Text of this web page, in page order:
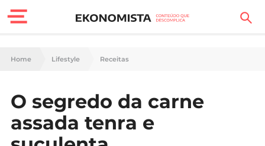
Finanças Pessoais
Carreira
Casa
Home Lifestyle Receitas
O segredo da carne
assada tenra e